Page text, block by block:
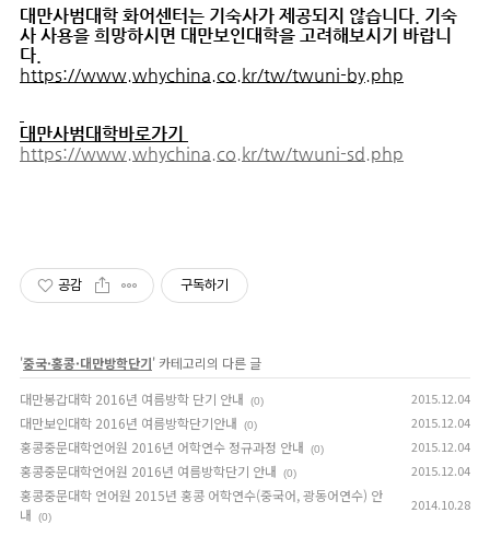
대만사범대학 화어센터는 기숙사가 제공되지 않습니다. 기숙
사 사용을 희망하시면 대만보인대학을 고려해보시기 바랍니
다.
https://www.whychina.co.kr/tw/twuni-by.php
대만사범대학바로가기
https://www.whychina.co.kr/tw/twuni-sd.php
공감 구독하기
'중국·홍콩·대만방학단기' 카테고리의 다른 글
대만봉갑대학 2016년 여름방학 단기 안내
(0) 2015.12.04
대만보인대학 2016년 여름방학단기안내 (0) 2015.12.04
홍콩중문대학언어원 2016년 어학연수 정규과정 안내 (0) 2015.12.04
홍콩중문대학언어원 2016년 여름방학단기 안내 (0) 2015.12.04
홍콩중문대학 언어원 2015년 홍콩 어학연수(중국어, 광동어연수) 안
내
(0)
2014.10.28